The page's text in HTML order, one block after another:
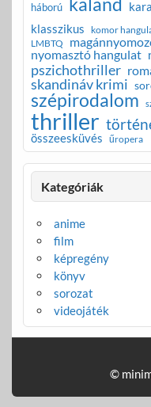
háború
klasszikus komor
LMBTQ
nyomasztó hangulat
pszichothriller
skandináv krimi
szépirodalom
thriller
összeesküvés űropera
Kategóriák
anime
film
képregény
könyv
sorozat
videojáték
©